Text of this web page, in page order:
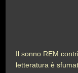
Il sonno REM
letteratura è